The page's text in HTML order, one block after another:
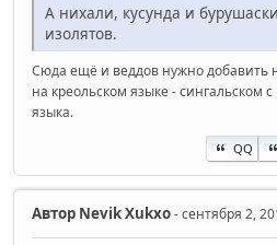
А нихали, кусунда и
изолятов.
Сюда ещё и веддов нужно добавить
на креольском языке - сингальском
языка.
QQ
Автор Nevik Xukxo- сентября 2,